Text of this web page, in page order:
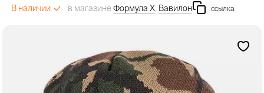
В наличии в магазинеФормула Х, Вавилон ссылка